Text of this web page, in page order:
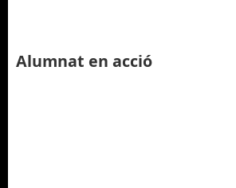
Alumnat en acció